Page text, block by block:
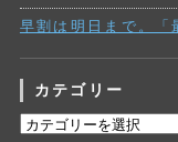
早割は明日まで。「
カテゴリー
カ